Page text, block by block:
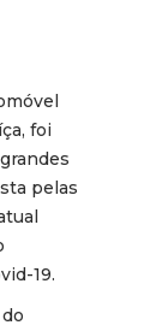
foi
pelas
19.